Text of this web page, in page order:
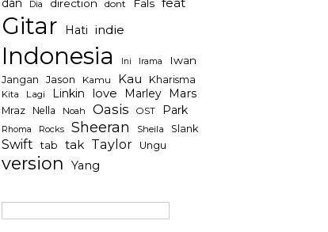
dan Dia direction dont Fals
Gitar Hati indie
Indonesia Ini Irama Iwan
Jangan Jason Kamu Kau Kharisma
Kita Lagi Linkin love Marley Mars
Mraz Nella Noah Oasis OST Park
Rhoma Rocks Sheeran Sheila Slank
Swift tab tak Taylor Ungu
version Yang